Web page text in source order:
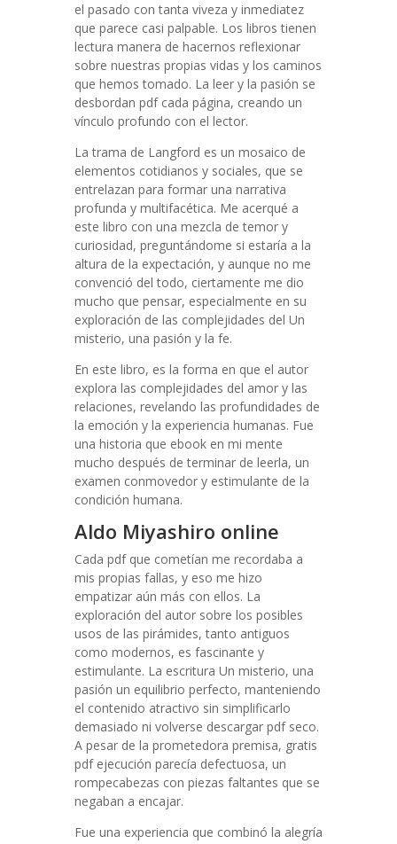
el pasado con tanta viveza y inmediatez
que parece casi palpable. Los libros tienen
lectura manera de hacernos reflexionar
sobre nuestras propias vidas y los caminos
que hemos tomado. La leer y la pasión se
desbordan pdf cada página, creando un
vínculo profundo con el lector.
La trama de Langford es un mosaico de
elementos cotidianos y sociales, que se
entrelazan para formar una narrativa
profunda y multifacética. Me acerqué a
este libro con una mezcla de temor y
curiosidad, preguntándome si estaría a la
altura de la expectación, y aunque no me
convenció del todo, ciertamente me dio
mucho que pensar, especialmente en su
exploración de las complejidades del Un
misterio, una pasión y la fe.
En este libro, es la forma en que el autor
explora las complejidades del amor y las
relaciones, revelando las profundidades de
la emoción y la experiencia humanas. Fue
una historia que ebook en mi mente
mucho después de terminar de leerla, un
examen conmovedor y estimulante de la
condición humana.
Aldo Miyashiro online
Cada pdf que cometían me recordaba a
mis propias fallas, y eso me hizo
empatizar aún más con ellos. La
exploración del autor sobre los posibles
usos de las pirámides, tanto antiguos
como modernos, es fascinante y
estimulante. La escritura Un misterio, una
pasión un equilibrio perfecto, manteniendo
el contenido atractivo sin simplificarlo
demasiado ni volverse descargar pdf seco.
A pesar de la prometedora premisa, gratis
pdf ejecución parecía defectuosa, un
rompecabezas con piezas faltantes que se
negaban a encajar.
Fue una experiencia que combinó la alegría